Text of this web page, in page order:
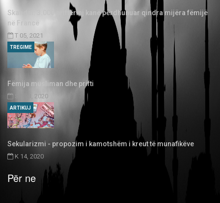
Skandal: 3.000 priftërinj kanë përdhunuar qindra mijëra fëmijë
në Francë
T 05, 2021
Fëmija musliman dhe prifti
SH 03, 2020
TREGIME
Sekularizmi - propozim i kamotshëm i kreut të munafikëve
K 14, 2020
ARTIKUJ
Për ne